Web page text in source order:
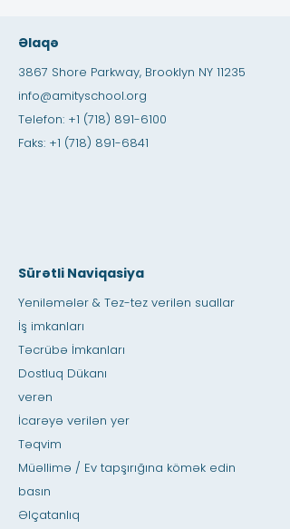
Əlaqə
3867 Shore Parkway, Brooklyn NY 11235
info@amityschool.org
Telefon: +1 (718) 891-6100
Faks: +1 (718) 891-6841
Sürətli Naviqasiya
Yeniləmələr & Tez-tez verilən suallar
İş imkanları
Təcrübə İmkanları
Dostluq Dükanı
verən
İcarəyə verilən yer
Təqvim
Müəllimə / Ev tapşırığına kömək edin
basın
Əlçatanlıq